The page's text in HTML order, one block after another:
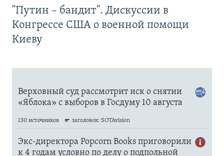
"Путин – бандит". Дискуссии в
Конгрессе США о военной помощи
Киеву